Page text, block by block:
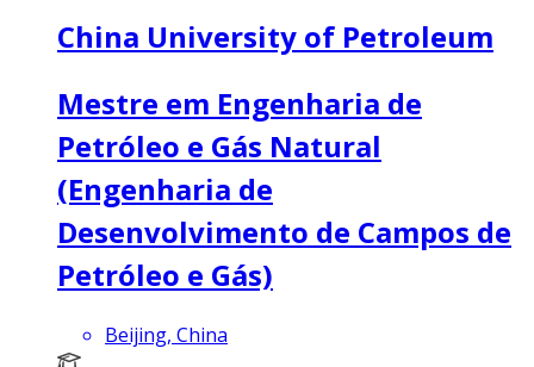
China University of Petroleum
Mestre em Engenharia de
Petróleo e Gás Natural
(Engenharia de
Desenvolvimento de Campos de
Petróleo e Gás)
Beijing, China